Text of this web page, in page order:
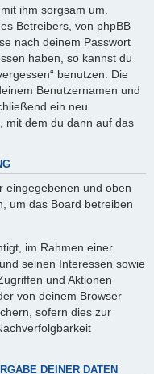
ihm sorgsam um.
Betreibers, von phpBB
nach deinem Passwort
haben, so kannst du
benutzen. Die
Benutzernamen und
ein neu
mit dem du dann auf das
eingegebenen und oben
um das Board betreiben
im Rahmen einer
seinen Interessen sowie
und Aktionen
von deinem Browser
sofern dies zur
DEINER DATEN